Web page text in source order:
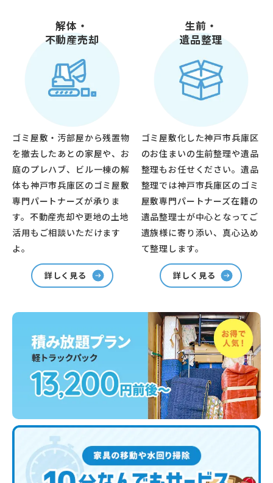
解体・
不動産売却
ゴミ屋敷・汚部屋から残置物
を撤去したあとの家屋や、お
庭のプレハブ、ビル一棟の解
体も神戸市兵庫区のゴミ屋敷
専門パートナーズが承りま
す。不動産売却や更地の土地
活用もご相談いただけます
よ。
詳しく見る
生前・
遺品整理
ゴミ屋敷化した神戸市兵庫区
のお住まいの生前整理や遺品
整理もお任せください。遺品
整理では神戸市兵庫区のゴミ
屋敷専門パートナーズ在籍の
遺品整理士が中心となってご
遺族様に寄り添い、真心込め
て整理します。
詳しく見る